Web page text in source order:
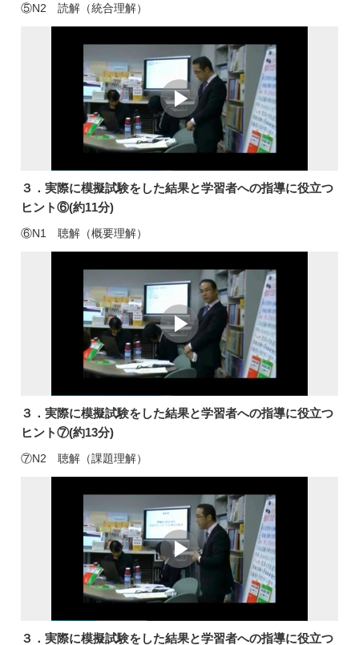
⑤N2 読解（統合理解）
３．実際に模擬試験をした結果と学習者への指導に役立つ
ヒント⑥(約11分)
⑥N1 聴解（概要理解）
３．実際に模擬試験をした結果と学習者への指導に役立つ
ヒント⑦(約13分)
⑦N2 聴解（課題理解）
３．実際に模擬試験をした結果と学習者への指導に役立つ